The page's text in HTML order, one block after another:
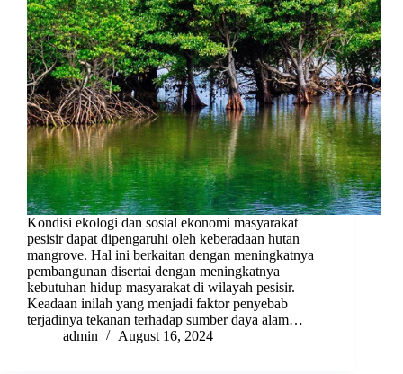
Kondisi ekologi dan sosial ekonomi masyarakat
pesisir dapat dipengaruhi oleh keberadaan hutan
mangrove. Hal ini berkaitan dengan meningkatnya
pembangunan disertai dengan meningkatnya
kebutuhan hidup masyarakat di wilayah pesisir.
Keadaan inilah yang menjadi faktor penyebab
terjadinya tekanan terhadap sumber daya alam…
admin
August 16, 2024